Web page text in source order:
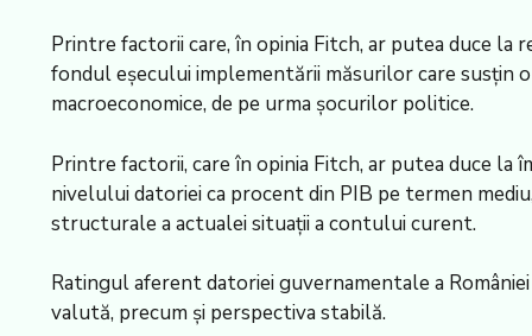
Printre factorii care, în opinia Fitch, ar putea duce la
fondul eşecului implementării măsurilor care susţin
macroeconomice, de pe urma şocurilor politice.
Printre factorii, care în opinia Fitch, ar putea duce la
nivelului datoriei ca procent din PIB pe termen
structurale a actualei situaţii a contului curent.
Ratingul aferent datoriei guvernamentale a
valută, precum şi perspectiva stabilă.